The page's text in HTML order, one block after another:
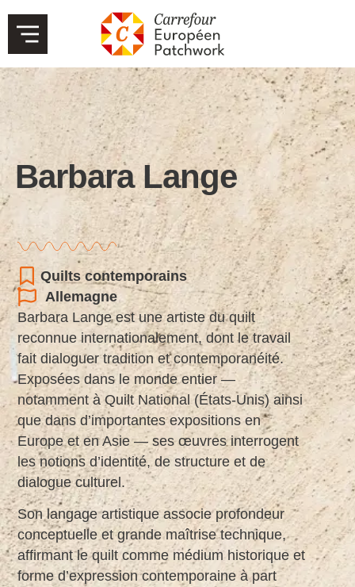
Barbara Lange
Quilts contemporains
Allemagne
Barbara Lange est une artiste du quilt
reconnue internationalement, dont le travail
fait dialoguer tradition et contemporanéité.
Exposées dans le monde entier —
notamment à Quilt National (États-Unis) ainsi
que dans d’importantes expositions en
Europe et en Asie — ses œuvres interrogent
les notions d’identité, de structure et de
dialogue culturel.
Son langage artistique associe profondeur
conceptuelle et grande maîtrise technique,
affirmant le quilt comme médium historique et
forme d’expression contemporaine à part